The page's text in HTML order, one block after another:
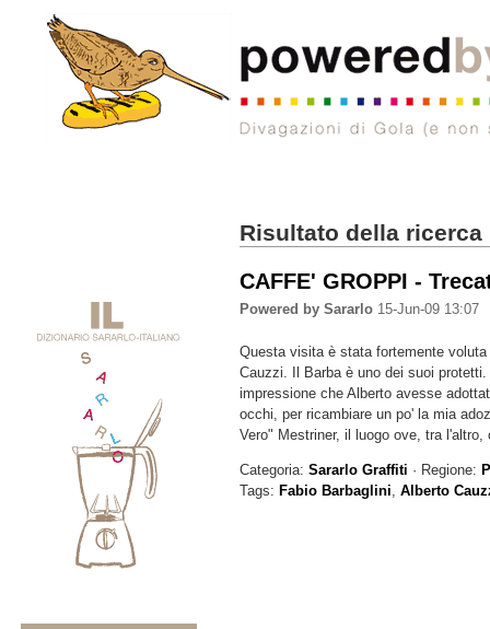
Risultato della ricerca
CAFFE' GROPPI -
Powered by Sararlo 15-Jun-09 13:07
Questa visita è stata fortemente
Cauzzi. Il Barba è uno dei suoi
impressione che Alberto avesse
occhi, per ricambiare un po' la mia
Vero" Mestriner, il luogo ove, tra
Categoria:Sararlo Graffiti · Regione:
Tags: Fabio Barbaglini,Alberto